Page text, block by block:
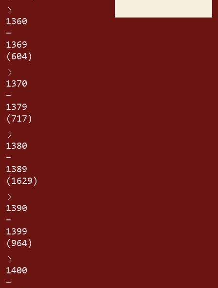
1360
–
1369
(604)
1370
–
1379
(717)
1380
–
1389
(1629)
1390
–
1399
(964)
1400
–